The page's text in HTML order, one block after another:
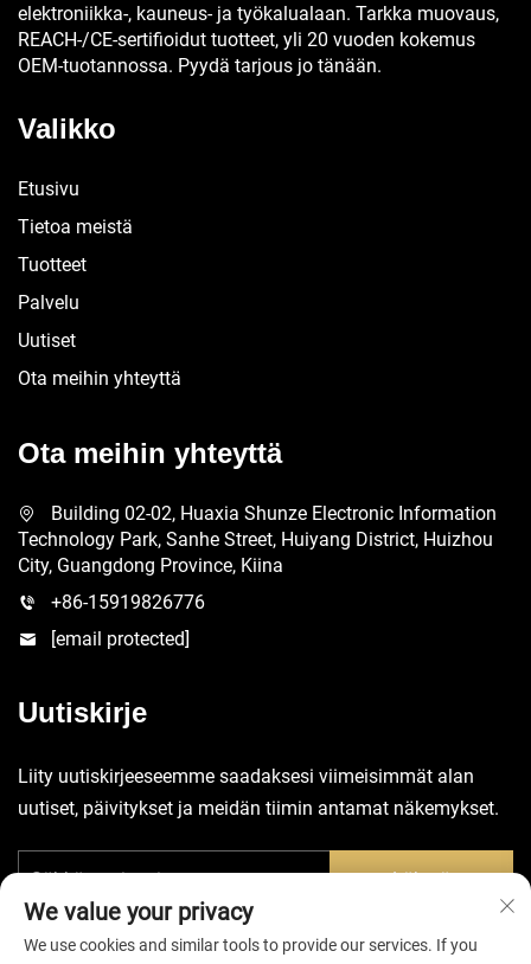
elektroniikka-, kauneus- ja työkalualaan. Tarkka muovaus,
REACH-/CE-sertifioidut tuotteet, yli 20 vuoden kokemus
OEM-tuotannossa. Pyydä tarjous jo tänään.
Valikko
Etusivu
Tietoa meistä
Tuotteet
Palvelu
Uutiset
Ota meihin yhteyttä
Ota meihin yhteyttä
Building 02-02, Huaxia Shunze Electronic Information
Technology Park, Sanhe Street, Huiyang District, Huizhou
City, Guangdong Province, Kiina
+86-15919826776
[email protected]
Uutiskirje
Liity uutiskirjeeseemme saadaksesi viimeisimmät alan
uutiset, päivitykset ja meidän tiimin antamat näkemykset.
Lähetä
We value your privacy
We use cookies and similar tools to provide our services. If you